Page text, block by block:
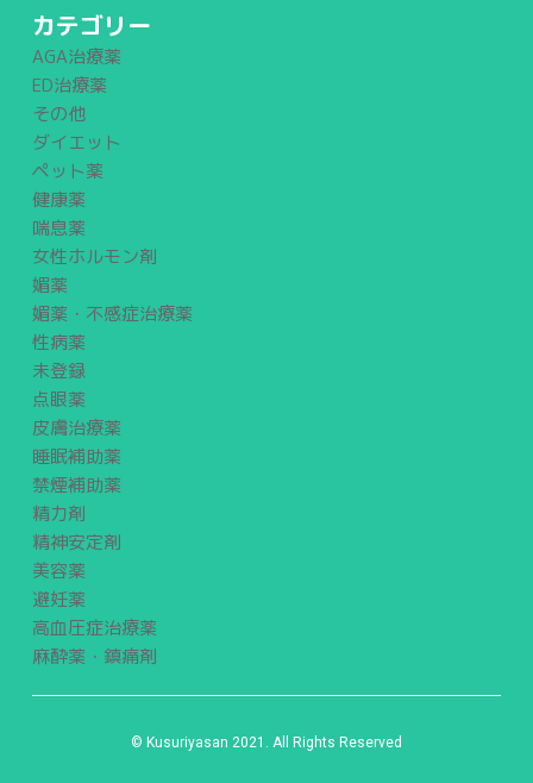
カテゴリー
AGA治療薬
ED治療薬
その他
ダイエット
ペット薬
健康薬
喘息薬
女性ホルモン剤
媚薬
媚薬・不感症治療薬
性病薬
未登録
点眼薬
皮膚治療薬
睡眠補助薬
禁煙補助薬
精力剤
精神安定剤
美容薬
避妊薬
高血圧症治療薬
麻酔薬・鎮痛剤
© Kusuriyasan 2021. All Rights Reserved